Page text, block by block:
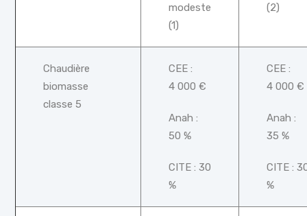
modeste
(1)
(2)
Chaudière
biomasse
classe 5
CEE :
4 000 €
Anah :
50 %
CITE : 30
%
CEE :
4 000 €
Anah :
35 %
CITE :
%